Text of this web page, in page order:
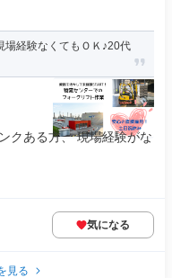
場経験なくてもＯＫ♪20代
クある方、 現場経験がな
気になる
見る